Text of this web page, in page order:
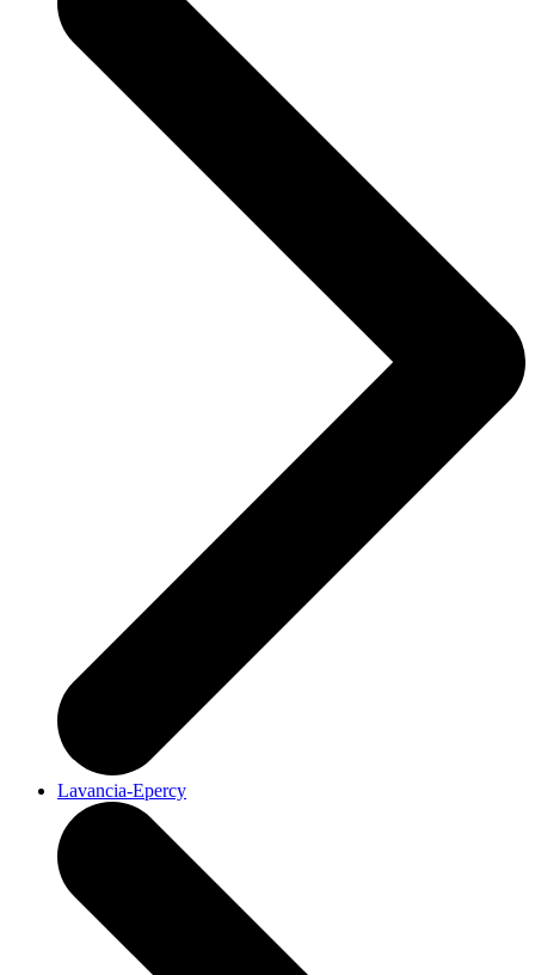
Lavancia-Epercy